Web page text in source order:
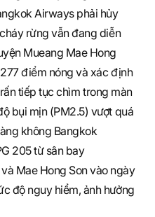
Airways phải hủy
rừng vẫn đang diễn
Mueang Mae Hong
điểm nóng và xác định
tiếp tục chìm trong màn
bụi mịn (PM2.5) vượt quá
không Bangkok
205 từ sân bay
Mae Hong Son vào ngày
độ nguy hiểm, ảnh hưởng